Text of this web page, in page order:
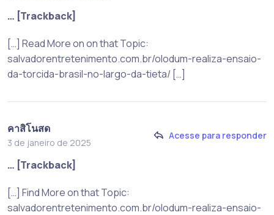
… [Trackback]
[…] Read More on on that Topic:
salvadorentretenimento.com.br/olodum-realiza-ensaio-
da-torcida-brasil-no-largo-da-tieta/ […]
คาสิโนสด
3 de janeiro de 2025
Acesse para responder
… [Trackback]
[…] Find More on that Topic:
salvadorentretenimento.com.br/olodum-realiza-ensaio-